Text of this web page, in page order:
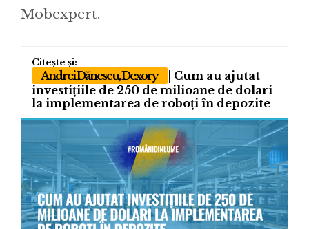
Mobexpert.
Andrei Dănescu, Dexory
| Cum au ajutat
investițiile de 250 de milioane de dolari
la implementarea de roboți în depozite